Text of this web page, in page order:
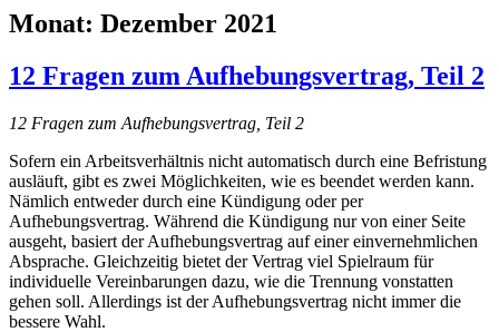
Monat: Dezember 2021
12 Fragen zum Aufhebungsvertrag, Teil 2
12 Fragen zum Aufhebungsvertrag, Teil 2
Sofern ein Arbeitsverhältnis nicht automatisch durch eine Befristung
ausläuft, gibt es zwei Möglichkeiten, wie es beendet werden kann.
Nämlich entweder durch eine Kündigung oder per
Aufhebungsvertrag. Während die Kündigung nur von einer Seite
ausgeht, basiert der Aufhebungsvertrag auf einer einvernehmlichen
Absprache. Gleichzeitig bietet der Vertrag viel Spielraum für
individuelle Vereinbarungen dazu, wie die Trennung vonstatten
gehen soll. Allerdings ist der Aufhebungsvertrag nicht immer die
bessere Wahl.